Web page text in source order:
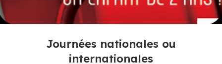
Journées nationales ou
internationales